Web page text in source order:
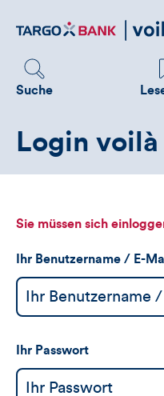
zum
Suche
Login voilà
Sie müssen sich
Ihr Benutzername / E-
Ihr Passwort